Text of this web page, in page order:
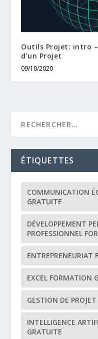
Outils Projet: intro
d’un Projet
09/10/2020
ÉTIQUETTES
COMMUNICATION
GRATUITE
DÉVELOPPEMENT
PROFESSIONNEL
ENTREPRENEURIAT
EXCEL FORMATION
GESTION DE
INTELLIGENCE
GRATUITE